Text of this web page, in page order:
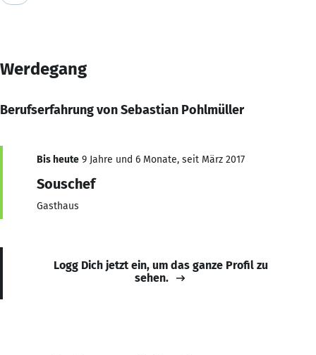
Werdegang
Berufserfahrung von Sebastian Pohlmüller
Bis heute 9 Jahre und 6 Monate, seit März 2017
Souschef
Gasthaus
Logg Dich jetzt ein, um das ganze Profil zu
sehen.